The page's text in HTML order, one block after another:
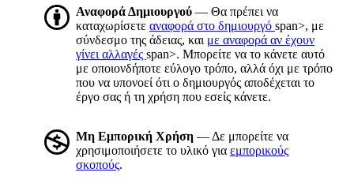
Αναφορά Δημιουργού — Θα πρέπει να
καταχωρίσετε αναφορά στο δημιουργό span>, με
σύνδεσμο της άδειας, και με αναφορά αν έχουν
γίνει αλλαγές span>. Μπορείτε να το κάνετε αυτό
με οποιονδήποτε εύλογο τρόπο, αλλά όχι με τρόπο
που να υπονοεί ότι ο δημιουργός αποδέχεται το
έργο σας ή τη χρήση που εσείς κάνετε.
Μη Εμπορική Χρήση — Δε μπορείτε να
χρησιμοποιήσετε το υλικό για εμπορικούς
σκοπούς.